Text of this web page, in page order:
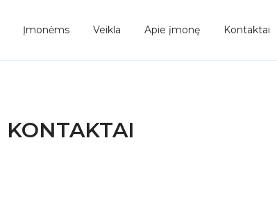
Įmonėms Veikla Apie įmonę Kontaktai
KONTAKTAI